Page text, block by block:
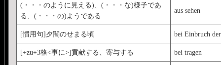
(・・・のように見える)、(・・・な)様子であ
る、(・・・の)ようである
aus sehen
[慣用句]夕闇のせまる頃 bei Einbruch
[+zu+3格<事に>]貢献する、寄与する bei tragen